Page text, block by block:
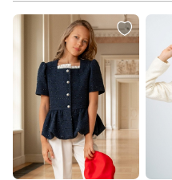
- регулирующаяся резинка в
- кокетка
- боковая молния